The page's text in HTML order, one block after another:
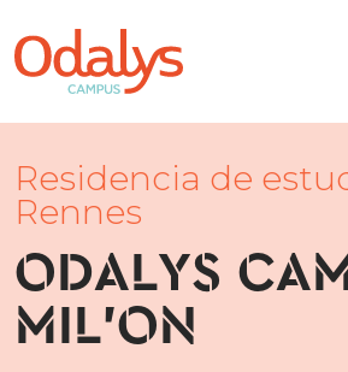
Residencia de
Rennes
ODALYS
MIL’ON